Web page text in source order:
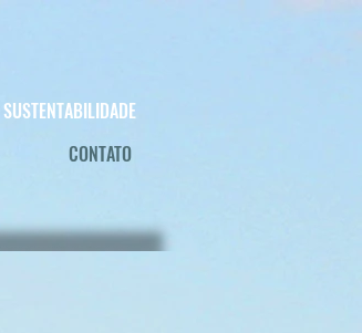
SUSTENTABILIDADE
CONTATO